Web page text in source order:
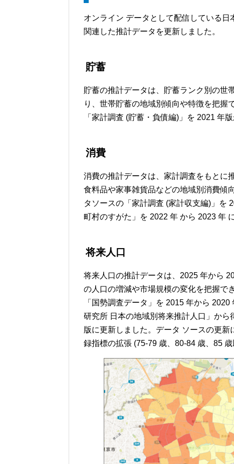
オンライン データとして配信している
関連した推計データを更新しました。
貯蓄
貯蓄の推計データは、貯蓄ランク別の世
り、世帯貯蓄の地域別傾向や特徴を把握
「家計調査 (貯蓄・負債編)」を 2021 年
消費
消費の推計データは、家計調査をもとに
食料品や家事雑貨品などの地域別消費傾
タソースの「家計調査 (家計収支編)」を
町村のすがた」を 2022 年 から 2023 年
将来人口
将来人口の推計データは、2025 年から
の人口の増減や市場規模の変化を把握で
「国勢調査データ」を 2015 年から
研究所 日本の地域別将来推計人口」か
版に更新しました。データ ソースの更
録指標の拡張 (75-79 歳、80-84 歳、85 歳